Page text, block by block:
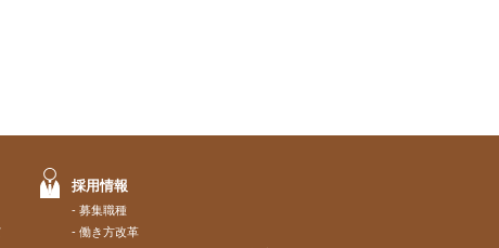
採用情報
募集職種
働き方改革